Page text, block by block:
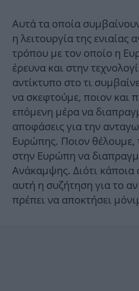
Αυτά τα οποία
η λειτουργία της ενιαίας
τρόπου με τον οποίο η
έρευνα και στην
αντίκτυπο στο τι
να σκεφτούμε, ποιον και
επόμενη μέρα να
αποφάσεις για την
Ευρώπης. Ποιον θέλουμε,
στην Ευρώπη να
Ανάκαμψης. Διότι κάποια
αυτή η συζήτηση για το
πρέπει να αποκτήσει